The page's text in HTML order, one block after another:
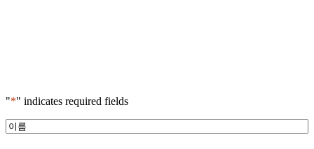
"*" indicates required fields
이*